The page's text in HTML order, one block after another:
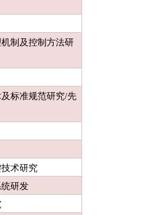
制及控制方法研
标准规范研究/先
术研究
研发